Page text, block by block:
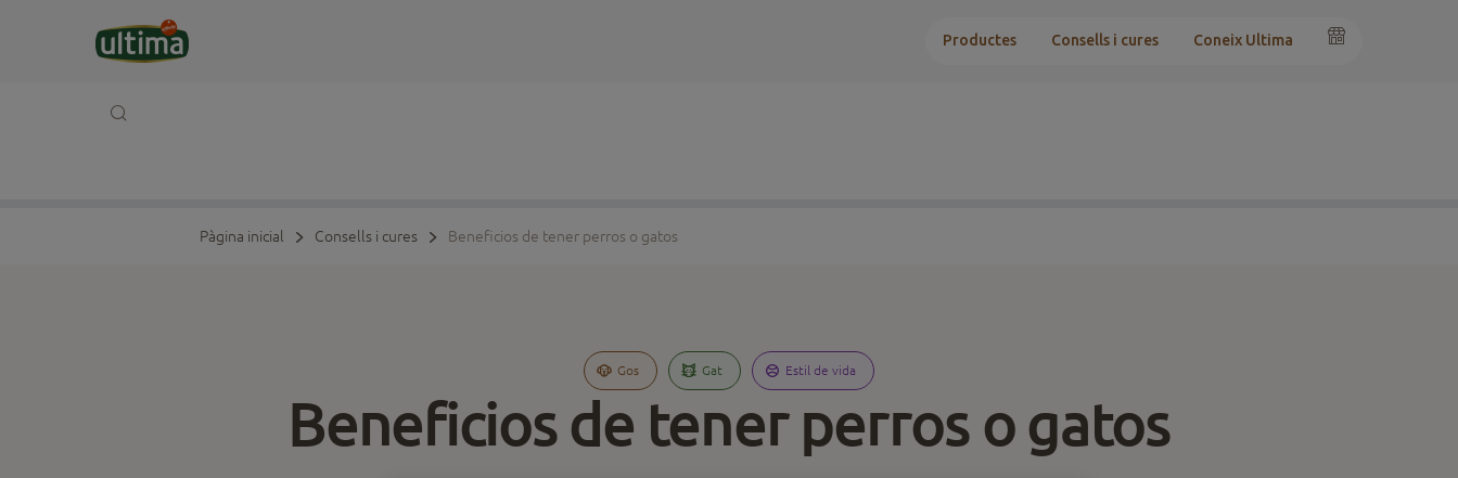
Productes Consells i cures Coneix Ultima
Pàgina inicial Consells i cures Beneficios de tener perros o gatos
Gos Gat Estil de vida
Beneficios de tener perros o gatos